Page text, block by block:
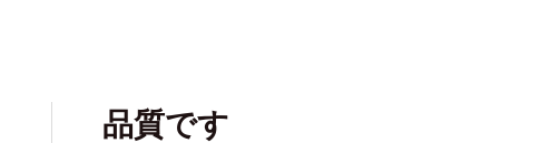
品質です